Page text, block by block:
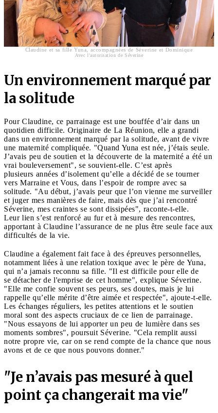
Claudine et sa fille Yuna, accompagnées de Séverine et Dominique
Avec l'autorisation de Séverine
Un environnement marqué par
la solitude
Pour Claudine, ce parrainage est une bouffée d’air dans un
quotidien difficile. Originaire de La Réunion, elle a grandi
dans un environnement marqué par la solitude, avant de vivre
une maternité compliquée. "Quand Yuna est née, j’étais seule.
J’avais peu de soutien et la découverte de la maternité a été un
vrai bouleversement", se souvient-elle. C’est après
plusieurs années d’isolement qu’elle a décidé de se tourner
vers Marraine et Vous, dans l’espoir de rompre avec sa
solitude. "Au début, j’avais peur que l’on vienne me surveiller
et juger mes manières de faire, mais dès que j’ai rencontré
Séverine, mes craintes se sont dissipées", raconte-t-elle.
Leur lien s’est renforcé au fur et à mesure des rencontres,
apportant à Claudine l’assurance de ne plus être seule face aux
difficultés de la vie.
Claudine a également fait face à des épreuves personnelles,
notamment liées à une relation toxique avec le père de Yuna,
qui n’a jamais reconnu sa fille. "Il est difficile pour elle de
se détacher de l'emprise de cet homme", explique Séverine.
"Elle me confie souvent ses peurs, ses doutes, mais je lui
rappelle qu’elle mérite d’être aimée et respectée", ajoute-t-elle.
Les échanges réguliers, les petites attentions et le soutien
moral sont des aspects cruciaux de ce lien de parrainage.
"Nous essayons de lui apporter un peu de lumière dans ses
moments sombres", poursuit Séverine. "Cela remplit aussi
notre propre vie, car on se rend compte de la chance que nous
avons et de ce que nous pouvons donner."
"Je n’avais pas mesuré à quel
point ça changerait ma vie"